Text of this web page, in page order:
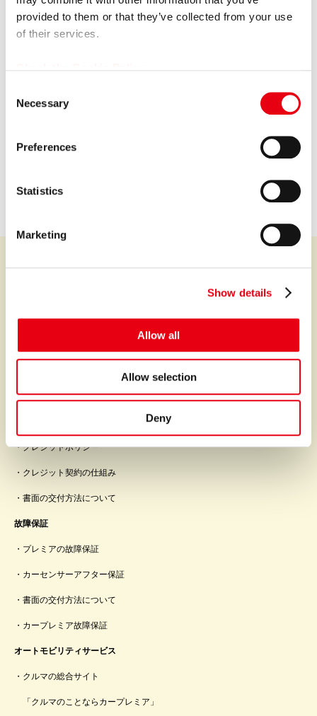
provided to them or that they’ve collected from your use
of their services.
Necessary
Preferences
Statistics
Marketing
Show details
Allow all
Allow selection
Deny
GROUP COMPANY
オートクレジット
クレジットポリシー
クレジット契約の仕組み
書面の交付方法について
故障保証
プレミアの故障保証
カーセンサーアフター保証
書面の交付方法について
カープレミア故障保証
オートモビリティサービス
クルマの総合サイト
「クルマのことならカープレミア」